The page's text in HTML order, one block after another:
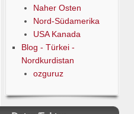
Naher Osten
Nord-Südamerika
USA Kanada
Blog - Türkei -
Nordkurdistan
ozguruz